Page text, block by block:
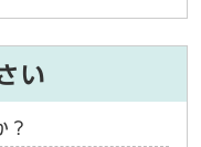
い
？